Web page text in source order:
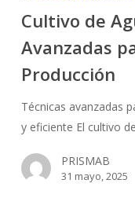
Técnicas
Avanzadas
para
Maximizar
tu
Producción
Cultivo de
Avanzadas
Producción
Técnicas avanzadas
y eficiente El cultivo
PRISMAB
31 mayo, 2025